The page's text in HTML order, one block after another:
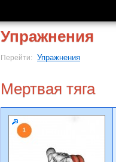
Упражнения
Перейти: Упражнения
Мертвая тяга